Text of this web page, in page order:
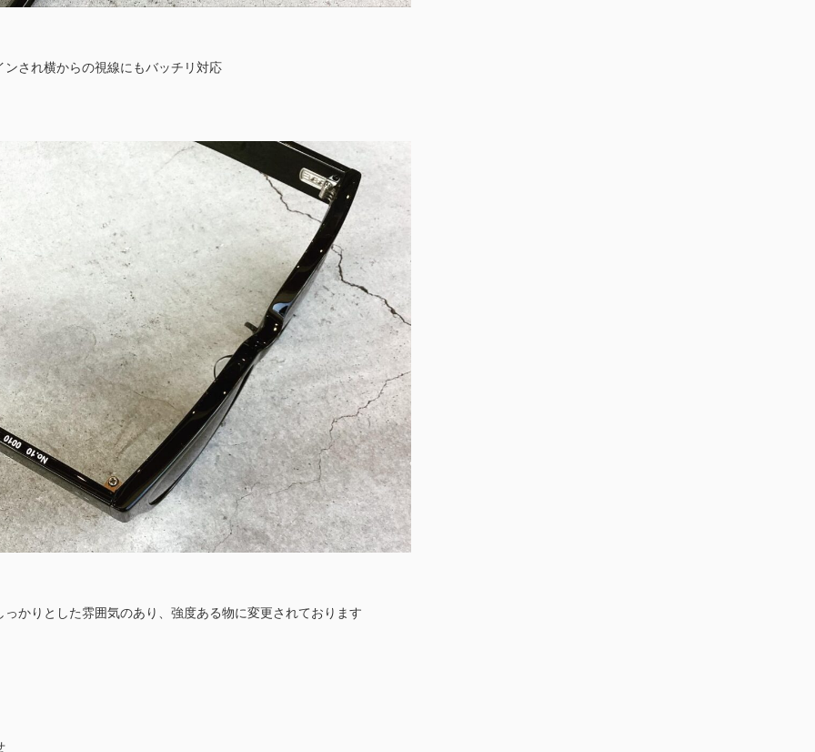
され横からの視線にもバッチリ対応
かりとした雰囲気のあり、強度ある物に変更されております